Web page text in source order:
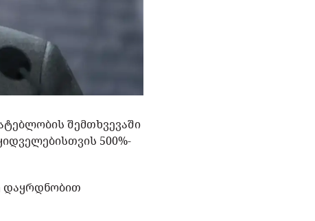
შემთხვევაში
500%-
დაყრდნობით